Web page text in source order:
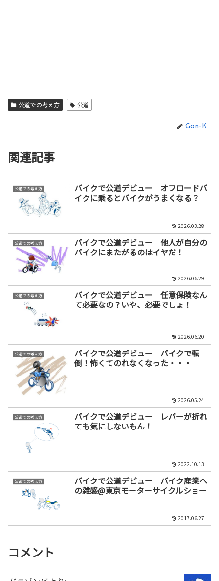
公道での考え方 公道
Gon-K
関連記事
公道での考え方
バイクで公道デビュー オフロードバ
イクに乗るとバイクがうまくなる？
2026.03.28
公道での考え方
バイクで公道デビュー 他人が自分の
バイクにまたがるのはイヤだ！
2026.06.29
公道での考え方
バイクで公道デビュー 任意保険なん
て必要なの？いや、必要でしょ！
2026.06.20
公道での考え方
バイクで公道デビュー バイクで転
倒！怖くてのれなくなった・・・
2026.05.24
公道での考え方
バイクで公道デビュー レバーが折れ
ても気にしないもん！
2022.10.13
公道での考え方
バイクで公道デビュー バイク産業へ
の雑感@東京モーターサイクルショー
2017.06.27
コメント